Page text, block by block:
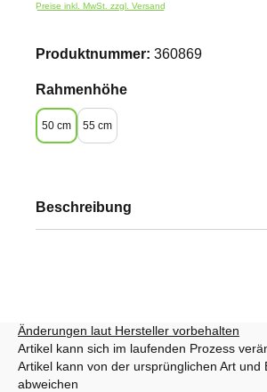
Preise inkl. MwSt. zzgl. Versand
Produktnummer: 360869
Rahmenhöheauswählen
50 cm 55 cm
Beschreibung
Änderungen laut Hersteller vorbehalten
Artikel kann sich im laufenden Prozess
Artikel kann von der ursprünglichen Art und
abweichen